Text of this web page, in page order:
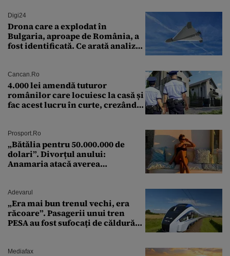
Digi24
Drona care a explodat în
Bulgaria, aproape de România, a
fost identificată. Ce arată analiza
Cancan.ro
4.000 lei amendă tuturor
românilor care locuiesc la casă și
fac acest lucru în curte, crezând
Prosport.ro
„Bătălia pentru 50.000.000 de
dolari”. Divorțul anului:
Anamaria atacă averea
Adevarul
„Era mai bun trenul vechi, era
răcoare”. Pasagerii unui tren
PESA au fost sufocați de căldură
Mediafax